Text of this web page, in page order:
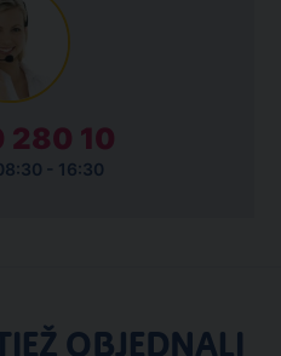
280 10
- 16:30
OBJEDNALI